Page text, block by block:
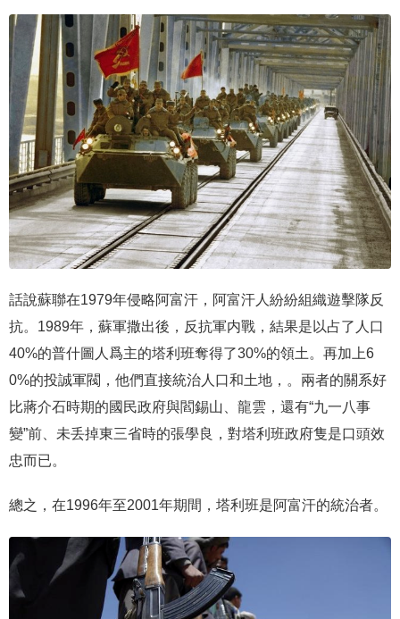
話說蘇聯在1979年侵略阿富汗，阿富汗人紛紛組織遊擊隊反
抗。1989年，蘇軍撒出後，反抗軍内戰，結果是以占了人口
40%的普什圖人爲主的塔利班奪得了30%的領土。再加上6
0%的投誠軍閥，他們直接統治人口和土地，。兩者的關系好
比蔣介石時期的國民政府與閻錫山、龍雲，還有“九一八事
變”前、未丢掉東三省時的張學良，對塔利班政府隻是口頭效
忠而已。
總之，在1996年至2001年期間，塔利班是阿富汗的統治者。